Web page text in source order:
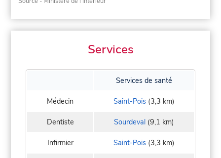
Services
Services de santé
Médecin Saint-Pois (3,3 km)
Dentiste Sourdeval (9,1 km)
Infirmier Saint-Pois (3,3 km)